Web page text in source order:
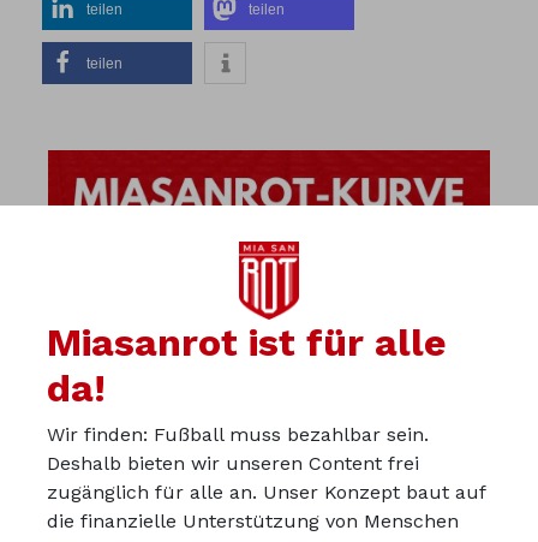
teilen teilen
teilen
Miasanrot ist für alle
da!
Wir finden: Fußball muss bezahlbar sein.
Deshalb bieten wir unseren Content frei
zugänglich für alle an. Unser Konzept baut auf
die finanzielle Unterstützung von Menschen